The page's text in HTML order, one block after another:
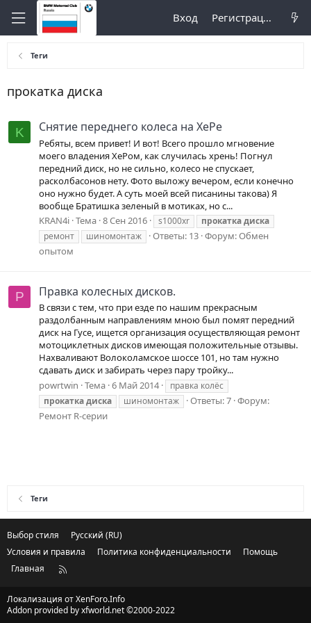
Вход Регистрация
Теги
прокатка диска
K Снятие переднего колеса на ХеРе
Ребяты, всем привет! И вот! Всего прошло мгновение
моего владения ХеРом, как случилась хрень! Погнул
передний диск, но не сильно, колесо не спускает,
расколбасонов нету. Фото выложу вечером, если конечно
оно нужно будет. А суть моей всей писанины такова) Я
вообще Братишка зеленый в мотиках, но с...
KRAN4i Тема 8 Сен 2016 s1000xr прокаткадиска
ремонт
шиномонтаж Ответы: 13 Форум:Обмен
опытом
P Правка колесных дисков.
В связи с тем, что при езде по нашим прекрасным
раздолбанным направлениям мною был помят передний
диск на Гусе, ищется организация осуществляющая ремонт
мотоциклетных дисков имеющая положительные отзывы.
Нахваливают Волоколамское шоссе 101, но там нужно
сдавать диск и забирать через пару тройку...
powrtwin Тема 6 Май 2014
правка колёс
прокаткадиска шиномонтаж Ответы: 7 Форум:
Ремонт R-серии
Теги
Выбор стиля
Русский (RU)
Условия и правила
Политика конфиденциальности
Помощь
Главная
R
Локализация отXenForo.Info
Addon provided by xfworld.net ©2000-2022